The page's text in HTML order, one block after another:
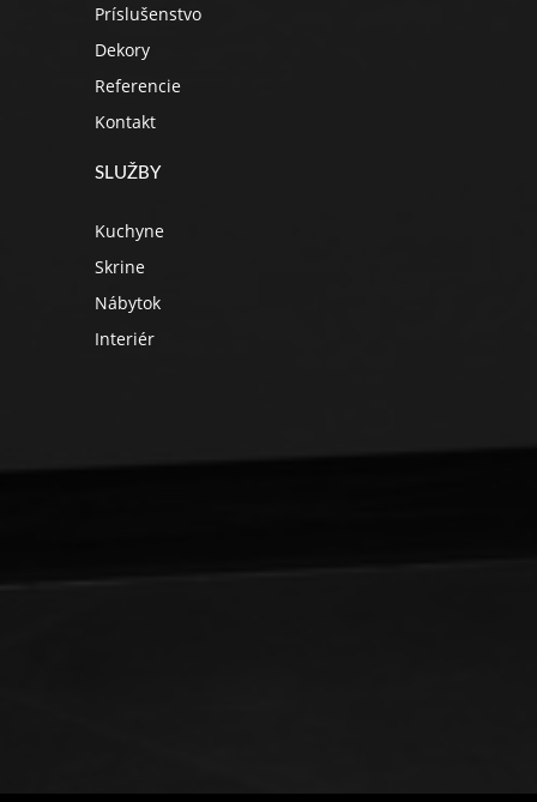
Príslušenstvo
Dekory
Referencie
Kontakt
SLUŽBY
Kuchyne
Skrine
Nábytok
Interiér